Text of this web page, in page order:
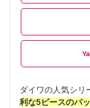
ダイワの人気シリ
利な5ピースのパ